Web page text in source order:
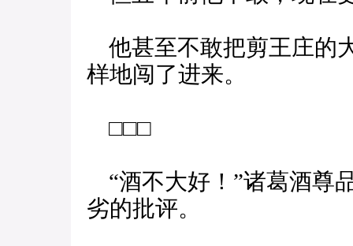
他甚至不敢把剪王庄的
样地闯了进来。
□□□
“酒不大好！”诸葛酒尊
劣的批评。